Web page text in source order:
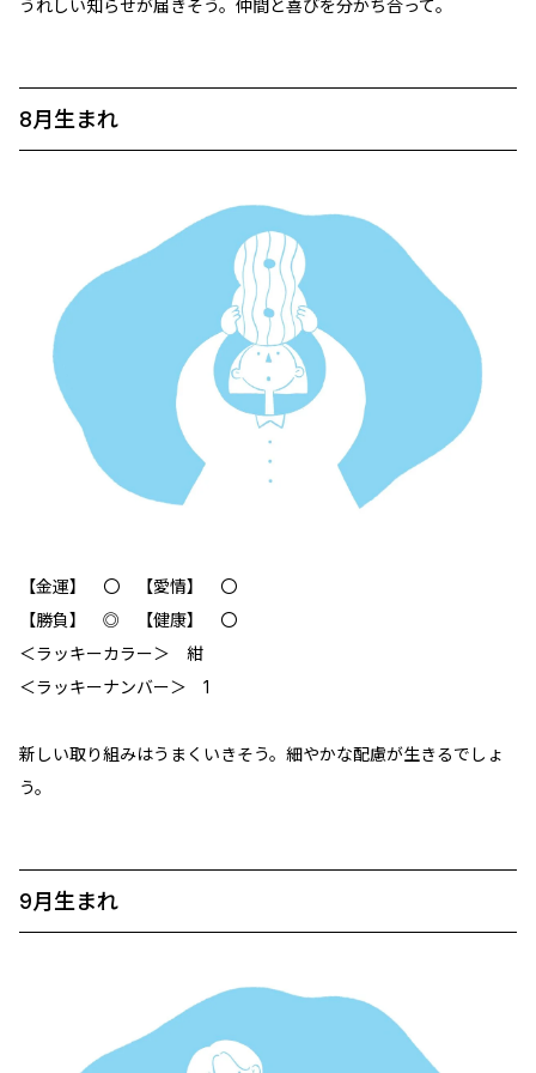
うれしい知らせが届きそう。仲間と喜びを分かち合って。
8月生まれ
【金運】 〇 【愛情】 〇
【勝負】 ◎ 【健康】 〇
＜ラッキーカラー＞ 紺
＜ラッキーナンバー＞ 1
新しい取り組みはうまくいきそう。細やかな配慮が生きるでしょ
う。
9月生まれ